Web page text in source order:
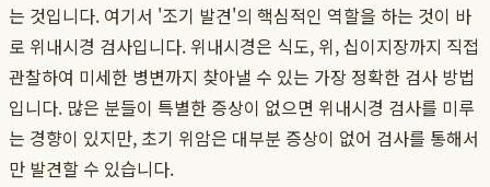
는 것입니다. 여기서 '조기 발견'의 핵심적인 역할을 하는 것이 바
로 위내시경 검사입니다. 위내시경은 식도, 위, 십이지장까지 직접
관찰하여 미세한 병변까지 찾아낼 수 있는 가장 정확한 검사 방법
입니다. 많은 분들이 특별한 증상이 없으면 위내시경 검사를 미루
는 경향이 있지만, 초기 위암은 대부분 증상이 없어 검사를 통해서
만 발견할 수 있습니다.